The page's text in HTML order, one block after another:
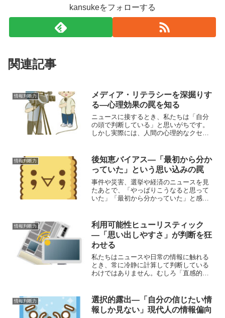
kansukeをフォローする
関連記事
情報判断力
メディア・リテラシーを深掘りす
る―心理効果の罠を知る
ニュースに接するとき、私たちは「自分
の頭で判断している」と思いがちです。
しかし実際には、人間の心理的なクセを
ん。ここでは代表的な心理効果を整理
し、それぞれがニュースの受け...
情報判断力
後知恵バイアス―「最初から分か
っていた」という思い込みの罠
事件や災害、選挙や経済のニュースを見
たあとで、「やっぱりこうなると思って
いた」「最初から分かっていた」と感じ
作られた記憶です。この心理現象を後知
恵バイアス（Hinds...
情報判断力
利用可能性ヒューリスティック
―「思い出しやすさ」が判断を狂
わせる
私たちはニュースや日常の情報に触れる
とき、常に冷静に計算して判断している
わけではありません。むしろ「直感的に
能性ヒューリスティック（availability
heuri...
情報判断力
選択的露出―「自分の信じたい情
報しか見ない」現代人の情報偏向